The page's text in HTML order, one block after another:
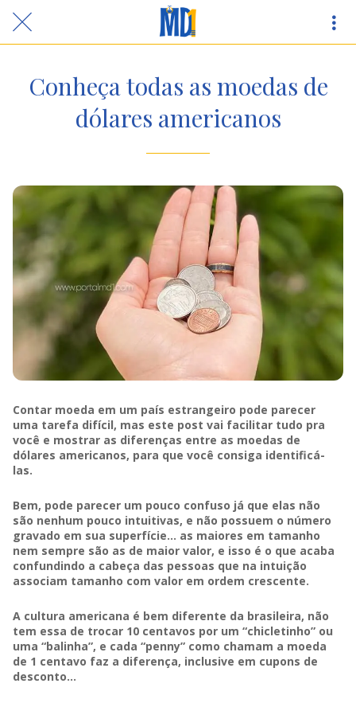
Conheça todas as moedas de
dólares americanos
Contar moeda em um país estrangeiro pode parecer
uma tarefa difícil, mas este post vai facilitar tudo pra
você e mostrar as diferenças entre as moedas de
dólares americanos, para que você consiga identificá-
las.
Bem, pode parecer um pouco confuso já que elas não
são nenhum pouco intuitivas, e não possuem o número
gravado em sua superfície… as maiores em tamanho
nem sempre são as de maior valor, e isso é o que acaba
confundindo a cabeça das pessoas que na intuição
associam tamanho com valor em ordem crescente.
A cultura americana é bem diferente da brasileira, não
tem essa de trocar 10 centavos por um “chicletinho” ou
uma “balinha”, e cada “penny” como chamam a moeda
de 1 centavo faz a diferença, inclusive em cupons de
desconto…